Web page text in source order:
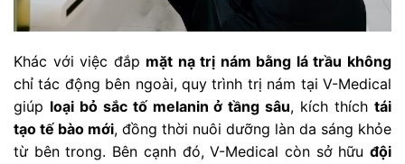
Khác với việc đắp mặt nạ trị nám bằng lá trầu không
chỉ tác động bên ngoài, quy trình trị nám tại V-Medical
giúp loại bỏ sắc tố melanin ở tầng sâu, kích thíchtái
tạo tế bào mới, đồng thời nuôi dưỡng làn da sáng khỏe
từ bên trong. Bên cạnh đó, V-Medical còn sở hữu đội